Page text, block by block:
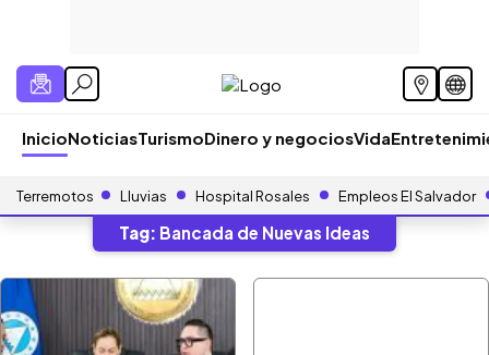
InicioNoticiasTurismoDinero y negociosVida
Terremotos Lluvias Hospital Rosales Empleos El Salvador
Tag: Bancada de Nuevas Ideas